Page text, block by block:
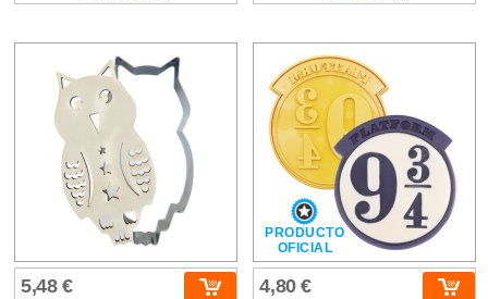
5,48 €
PRODUCTO
OFICIAL
4,80 €